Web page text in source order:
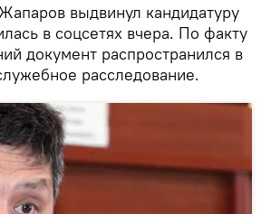
выдвинул кандидатуру
в соцсетях вчера. По факту
документ распространился в
расследование.